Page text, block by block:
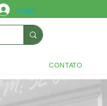
Login
CONTATO